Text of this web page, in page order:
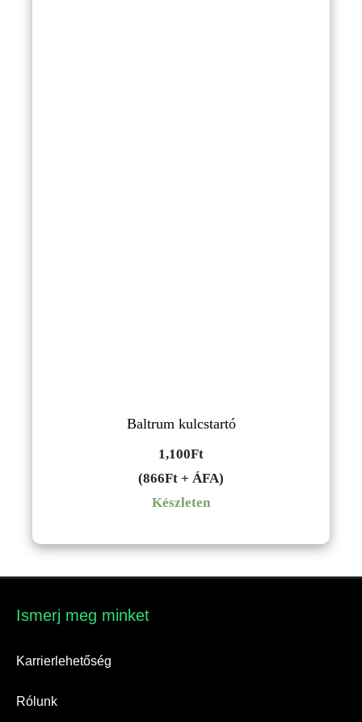
Baltrum kulcstartó
1,100Ft
(866Ft + ÁFA)
Készleten
Ismerj meg minket​
Karrierlehetőség
Rólunk